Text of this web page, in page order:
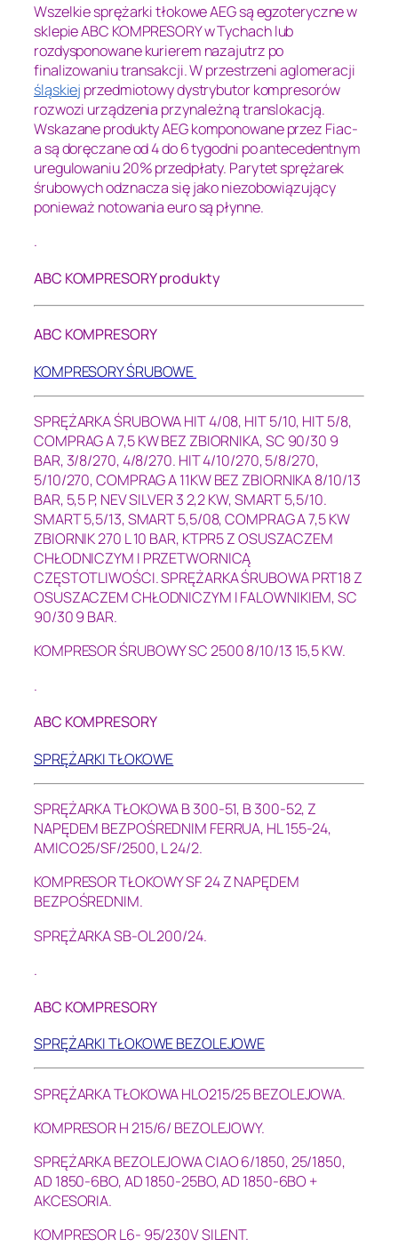
Wszelkie sprężarki tłokowe AEG są egzoteryczne w
sklepie ABC KOMPRESORY w Tychach lub
rozdysponowane kurierem nazajutrz po
finalizowaniu transakcji. W przestrzeni aglomeracji
śląskiej przedmiotowy dystrybutor kompresorów
rozwozi urządzenia przynależną translokacją.
Wskazane produkty AEG komponowane przez Fiac-
a są doręczane od 4 do 6 tygodni po antecedentnym
uregulowaniu 20% przedpłaty. Parytet sprężarek
śrubowych odznacza się jako niezobowiązujący
ponieważ notowania euro są płynne.
.
ABC KOMPRESORY produkty
ABC KOMPRESORY
KOMPRESORY ŚRUBOWE
SPRĘŻARKA ŚRUBOWA HIT 4/08, HIT 5/10, HIT 5/8,
COMPRAG A 7,5 KW BEZ ZBIORNIKA,SC 90/30 9
BAR, 3/8/270,4/8/270. HIT 4/10/270,5/8/270,
5/10/270,COMPRAG A 11KW BEZ ZBIORNIKA 8/10/13
BAR, 5,5 P, NEV SILVER 3 2,2 KW,SMART 5,5/10.
SMART 5,5/13,SMART 5,5/08,COMPRAG A 7,5 KW
ZBIORNIK 270 L 10 BAR, KTPR5 Z OSUSZACZEM
CHŁODNICZYM I PRZETWORNICĄ
CZĘSTOTLIWOŚCI.SPRĘŻARKA ŚRUBOWA PRT18 Z
OSUSZACZEM CHŁODNICZYM I FALOWNIKIEM, SC
90/30 9 BAR.
KOMPRESOR ŚRUBOWY SC 2500 8/10/13 15,5 KW.
.
ABC KOMPRESORY
SPRĘŻARKI TŁOKOWE
SPRĘŻARKA TŁOKOWA B 300-51, B 300-52, Z
NAPĘDEM BEZPOŚREDNIM FERRUA, HL 155-24,
AMICO25/SF/2500, L 24/2.
KOMPRESOR TŁOKOWY SF 24 Z NAPĘDEM
BEZPOŚREDNIM.
SPRĘŻARKA SB-OL 200/24.
.
ABC KOMPRESORY
SPRĘŻARKI TŁOKOWE BEZOLEJOWE
SPRĘŻARKA TŁOKOWA HLO215/25 BEZOLEJOWA.
KOMPRESOR H 215/6/ BEZOLEJOWY.
SPRĘŻARKA BEZOLEJOWA CIAO 6/1850,25/1850,
AD 1850-6BO,AD 1850-25BO,AD 1850-6BO +
AKCESORIA.
KOMPRESOR L6- 95/230V SILENT.